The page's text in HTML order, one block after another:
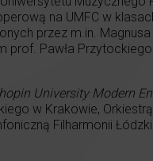
na UMFC w
przez m.in.
prof. Pawła
University Modern
w Krakowie,
Filharmonii